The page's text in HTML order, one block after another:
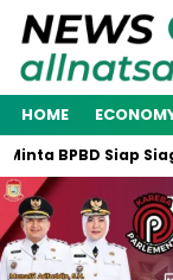
HOME
BPBD Siap